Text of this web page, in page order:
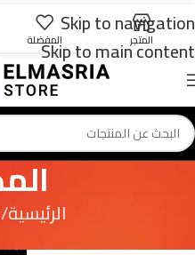
Skip to navigation
Skip to main content
الرئيسية
المتجر المفضلة